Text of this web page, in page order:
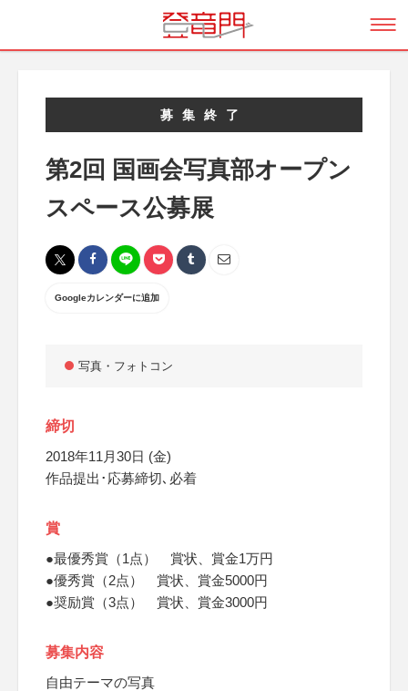
募集終了
第2回 国画会写真部オープン
スペース公募展
Googleカレンダーに追加
写真・フォトコン
締切
2018年11月30日 (金)
作品提出･応募締切､必着
賞
●最優秀賞（1点） 賞状、賞金1万円
●優秀賞（2点） 賞状、賞金5000円
●奨励賞（3点） 賞状、賞金3000円
募集内容
自由テーマの写真